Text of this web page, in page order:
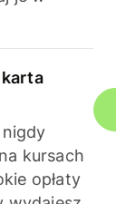
nigdy
kursach
opłaty